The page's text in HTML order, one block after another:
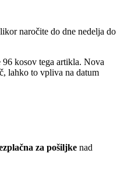
naročite do dne nedelja do
96 kosov tega artikla. Nova
lahko to vpliva na datum
za pošiljke nad